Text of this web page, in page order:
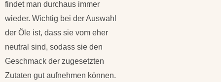
findet man durchaus immer
wieder. Wichtig bei der Auswahl
der Öle ist, dass sie vom eher
neutral sind, sodass sie den
Geschmack der zugesetzten
Zutaten gut aufnehmen können.